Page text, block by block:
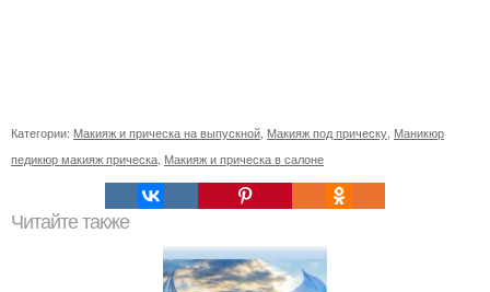
Категории: Макияж и прическа на выпускной Макияж под прическу Маникюр
педикюр макияж прическа Макияж и прическа в салоне
Читайте также